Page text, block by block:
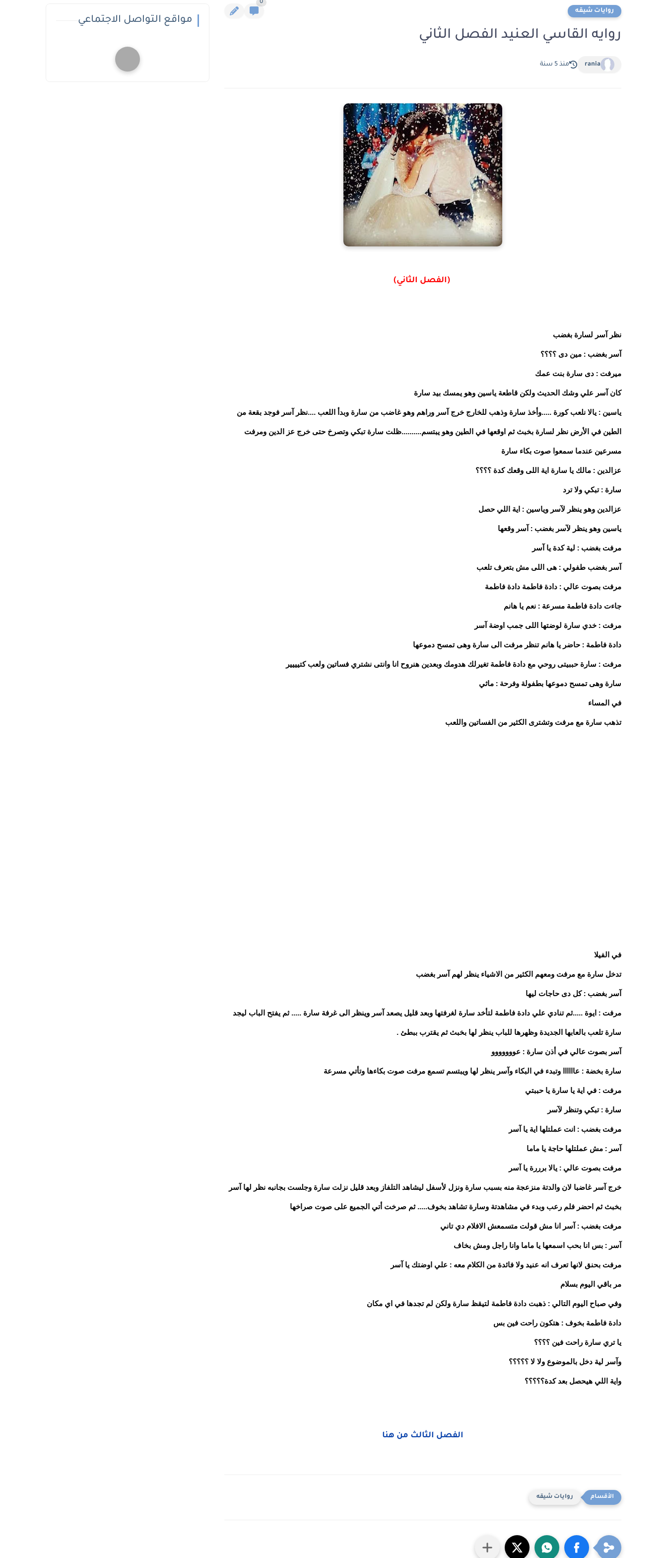
روايات شيقه
0
روايه القاسي العنيد الفصل الثاني
rania منذ 5 سنة
(الفصل الثاني)
نظر آسر لسارة بغضب
آسر بغضب : مين دى ؟؟؟؟
ميرفت : دى سارة بنت عمك
كان آسر علي وشك الحديث ولكن قاطعة ياسين وهو يمسك بيد سارة
ياسين : يالا نلعب كورة .....وأخذ سارة وذهب للخارج خرج آسر وراهم وهو غاضب من سارة وبدأ اللعب ....نظر آسر فوجد بقعة من
الطين في الأرض نظر لسارة بخبث ثم اوقعها في الطين وهو يبتسم..........ظلت سارة تبكي وتصرخ حتى خرج عز الدين ومرفت
مسرعين عندما سمعوا صوت بكاء سارة
عزالدين : مالك يا سارة اية اللى وقعك كدة ؟؟؟؟
سارة : تبكي ولا ترد
عزالدين وهو ينظر لآسر وياسين : اية اللي حصل
ياسين وهو ينظر لآسر بغضب : آسر وقعها
مرفت بغضب : لية كدة يا آسر
آسر بغضب طفولي : هى اللى مش بتعرف تلعب
مرفت بصوت عالي : دادة فاطمة دادة فاطمة
جاءت دادة فاطمة مسرعة : نعم يا هانم
مرفت : خدي سارة لوضتها اللى جمب اوضة آسر
دادة فاطمة : حاضر يا هانم تنظر مرفت الى سارة وهى تمسح دموعها
مرفت : سارة حببيتى روحي مع دادة فاطمة تغيرلك هدومك وبعدين هنروح انا وانتى نشتري فساتين ولعب كتيييير
سارة وهى تمسح دموعها بطفولة وفرحة : ماثي
في المساء
تذهب سارة مع مرفت وتشترى الكثير من الفساتين واللعب
في الفيلا
تدخل سارة مع مرفت ومعهم الكثير من الاشياء ينظر لهم آسر بغضب
آسر بغضب : كل دى حاجات ليها
مرفت : ايوة .....ثم تنادي علي دادة فاطمة لتأخد سارة لغرفتها وبعد قليل يصعد آسر وينظر الى غرفة سارة ..... ثم يفتح الباب ليجد
سارة تلعب بالعابها الجديدة وظهرها للباب ينظر لها بخبث ثم يقترب ببطئ .
آسر بصوت عالي في أذن سارة : عووووووو
سارة بخضة : عاااااا وتبدء في البكاء وآسر ينظر لها ويبتسم تسمع مرفت صوت بكاءها وتأتي مسرعة
مرفت : في اية يا سارة يا حببتي
سارة : تبكي وتنظر لآسر
مرفت بغضب : انت عملتلها اية يا آسر
آسر : مش عملتلها حاجة يا ماما
مرفت بصوت عالي : يالا برررة يا آسر
خرج آسر غاضبا لان والدتة منزعجة منه بسبب سارة ونزل لأسفل ليشاهد التلفاز وبعد قليل نزلت سارة وجلست بجانبه نظر لها آسر
بخبث ثم احضر فلم رعب وبدء في مشاهدتة وسارة تشاهد بخوف..... ثم صرخت أتي الجميع على صوت صراخها
مرفت بغضب : آسر انا مش قولت متسمعش الافلام دي تاني
آسر : بس انا بحب اسمعها يا ماما وانا راجل ومش بخاف
مرفت بحنق لانها تعرف انه عنيد ولا فائدة من الكلام معه : علي اوضتك يا آسر
مر باقي اليوم بسلام
وفي صباح اليوم التالي : ذهبت دادة فاطمة لتيقظ سارة ولكن لم تجدها في اي مكان
دادة فاطمة بخوف : هتكون راحت فين بس
يا تري سارة راحت فين ؟؟؟؟
وآسر لية دخل بالموضوع ولا لا ؟؟؟؟؟
واية اللي هيحصل بعد كدة؟؟؟؟؟
الفصل الثالث من هنا
روايات شيقه
مواقع التواصل الاجتماعي